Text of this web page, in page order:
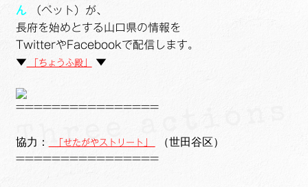
ん（ペット）が、
長府を始めとする山口県の情報を
TwitterやFacebookで配信します。
▼ 「ちょうふ殿」 ▼
================
協力： 「せたがやストリート」 （世田谷区）
================